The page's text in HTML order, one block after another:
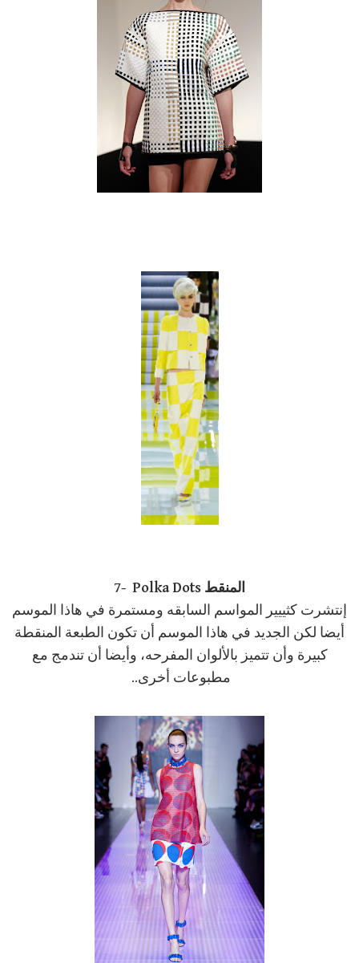
7- Polka Dots المنقط
إنتشرت كثييير المواسم السابقه ومستمرة في هاذا الموسم
أيضا لكن الجديد في هاذا الموسم أن تكون الطبعة المنقطة
كبيرة وأن تتميز بالألوان المفرحه، وأيضا أن تندمج مع
مطبوعات أخرى..